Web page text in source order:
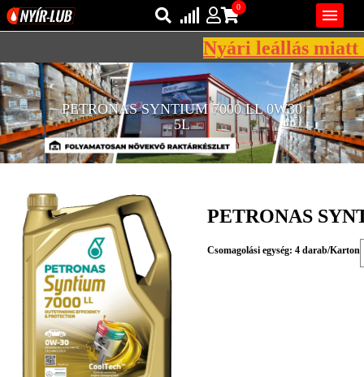
REGISZTRÁCIÓ
IPARI
KENŐANYAGOK
MÁRKÁK
NORMÁK
VISZKOZITÁSOK
ADALÉKOK

Bejelentkezés
Regisztráció
0
AZ ÖN KOSARA ÜRES
Nyári leállás miatt
PETRONAS SYNTIUM 7000 LL 0W30
5L
PETRONAS
Csomagolási egység: 4 darab/Karton